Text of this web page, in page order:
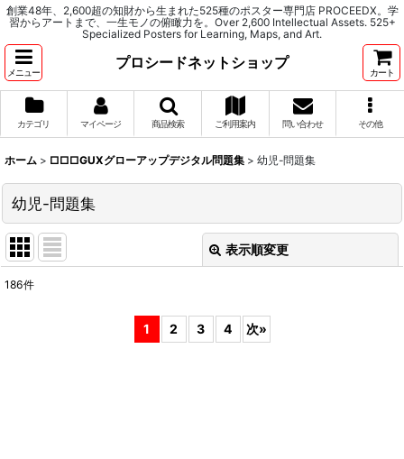
創業48年、2,600超の知財から生まれた525種のポスター専門店 PROCEEDX。学
習からアートまで、一生モノの俯瞰力を。Over 2,600 Intellectual Assets. 525+
Specialized Posters for Learning, Maps, and Art.
メニュー
プロシードネットショップ
カート
カテゴリ マイページ 商品検索 ご利用案内 問い合わせ その他
ホーム > □□□GUXグローアップデジタル問題集 > 幼児-問題集
幼児-問題集
表示順変更
186件
1 2 3 4 次»